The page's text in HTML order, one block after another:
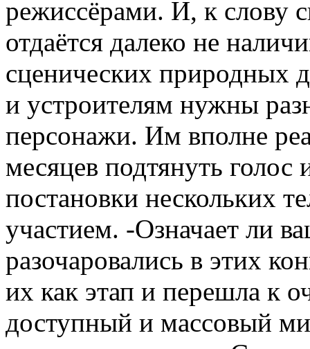
режиссёрами. И, к слову
отдаётся далеко не
сценических природных
и устроителям нужны
персонажи. Им вполне
месяцев подтянуть голос
постановки нескольких
участием. -Означает ли
разочаровались в этих
их как этап и перешла к
доступный и массовый